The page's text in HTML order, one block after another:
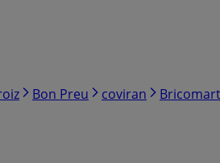
Bon Preu coviran Bricomart